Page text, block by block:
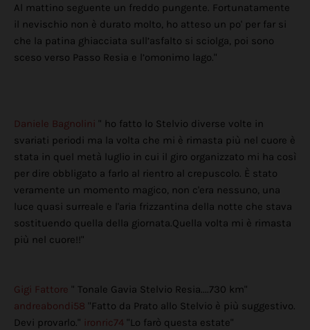
Al mattino seguente un freddo pungente. Fortunatamente
il nevischio non è durato molto, ho atteso un po' per far si
che la patina ghiacciata sull’asfalto si sciolga, poi sono
sceso verso Passo Resia e l’omonimo lago."
Daniele Bagnolini " ho fatto lo Stelvio diverse volte in
svariati periodi ma la volta che mi è rimasta più nel cuore è
stata in quel metà luglio in cui il giro organizzato mi ha così
per dire obbligato a farlo al rientro al crepuscolo. È stato
veramente un momento magico, non c'era nessuno, una
luce quasi surreale e l'aria frizzantina della notte che stava
sostituendo quella della giornata.Quella volta mi è rimasta
più nel cuore!!"
Gigi Fattore " Tonale Gavia Stelvio Resia....730 km"
andreabondi58 "Fatto da Prato allo Stelvio è più suggestivo.
Devi provarlo." ironric74 "Lo farò questa estate"